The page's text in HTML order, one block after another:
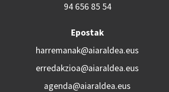
94 656 85 54
Epostak
harremanak@aiaraldea.eus
erredakzioa@aiaraldea.eus
agenda@aiaraldea.eus